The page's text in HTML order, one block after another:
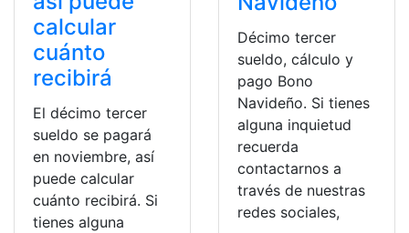
calcular
cuánto
recibirá
El décimo tercer
sueldo se pagará
en noviembre, así
puede calcular
cuánto recibirá. Si
tienes alguna
Décimo tercer
sueldo, cálculo y
pago Bono
Navideño. Si tienes
alguna inquietud
recuerda
contactarnos a
través de nuestras
redes sociales,